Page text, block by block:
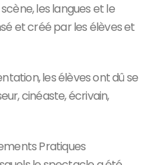
les langues et le
et créé par les élèves et
les élèves ont dû se
cinéaste, écrivain,
Pratiques